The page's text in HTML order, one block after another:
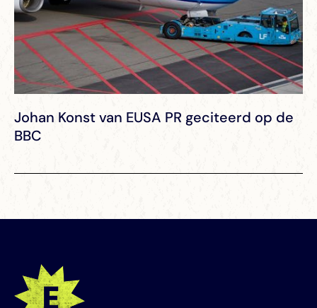
Johan Konst van EUSA PR geciteerd op de
BBC